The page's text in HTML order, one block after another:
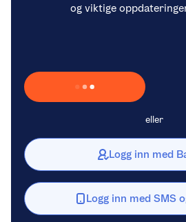
og viktige
Laster inn Vipps …
eller
Logg inn med
Logg inn med SMS